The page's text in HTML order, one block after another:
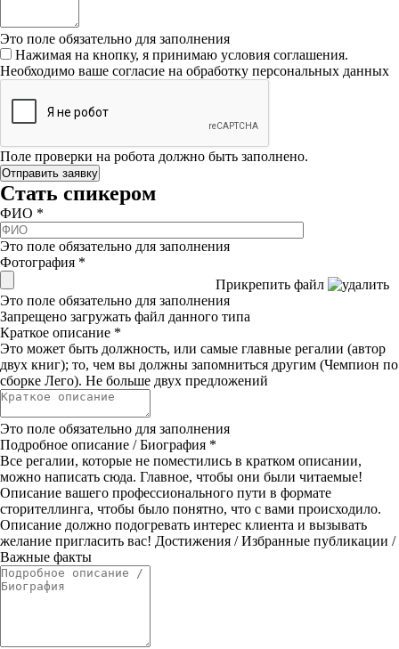
Это поле обязательно для заполнения
Нажимая на кнопку, я принимаю условия соглашения.
Необходимо ваше согласие на обработку персональных данных
Поле проверки на робота должно быть заполнено.
Стать спикером
ФИО *
Это поле обязательно для заполнения
Фотография *
Прикрепить файл
Это поле обязательно для заполнения
Запрещено загружать файл данного типа
Краткое описание *
Это может быть должность, или самые главные регалии (автор
двух книг); то, чем вы должны запомниться другим (Чемпион по
сборке Лего). Не больше двух предложений
Это поле обязательно для заполнения
Подробное описание / Биография *
Все регалии, которые не поместились в кратком описании,
можно написать сюда. Главное, чтобы они были читаемые!
Описание вашего профессионального пути в формате
сторителлинга, чтобы было понятно, что с вами происходило.
Описание должно подогревать интерес клиента и вызывать
желание пригласить вас! Достижения / Избранные публикации /
Важные факты